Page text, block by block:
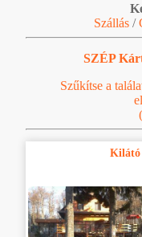
Szállás/
SZÉP
Szűkítse a
Kilátó